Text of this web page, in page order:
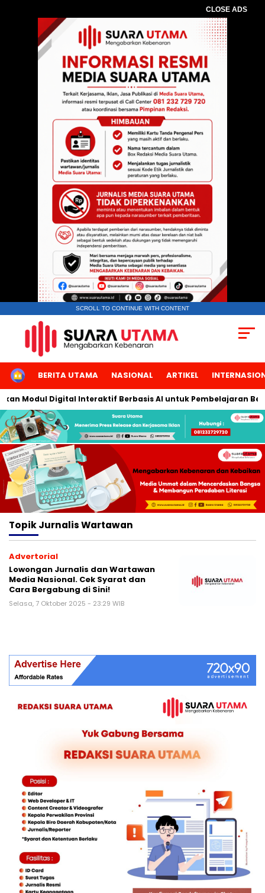
CLOSE ADS
SCROLL TO CONTINUE WITH CONTENT
HOMEBERITA UTAMA NASIONAL ARTIKEL
Modul Digital Interaktif Berbasis AI untuk Pembelajaran
TopikJurnalis Wartawan
Advertorial
Lowongan Jurnalis dan Wartawan
Media Nasional. Cek Syarat dan
Cara Bergabung di Sini!
Selasa, 7 Oktober 2025 - 23:29 WIB